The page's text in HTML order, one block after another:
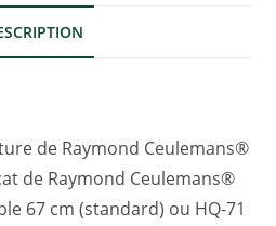
de Raymond Ceulemans®
de Raymond Ceulemans®
67 cm (standard) ou HQ-71